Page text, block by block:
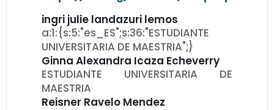
ingri julie landazuri lemos
a:1:{s:5:"es_ES";s:36:"ESTUDIANTE
UNIVERSITARIA DE MAESTRIA";}
Ginna Alexandra Icaza Echeverry
ESTUDIANTE UNIVERSITARIA DE
MAESTRIA
Reisner Ravelo Mendez